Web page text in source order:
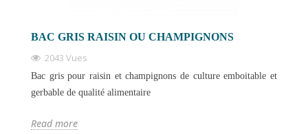
BAC GRIS RAISIN OU CHAMPIGNONS
2043 Vues
Bac gris pour raisin et champignons de culture emboitable et
gerbable de qualité alimentaire
Read more